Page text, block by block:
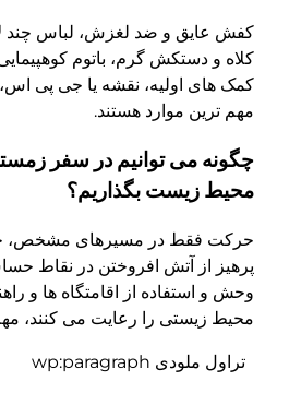
کفش عایق و ضد لغزش، لباس چند
کلاه و دستکش گرم، باتوم
کمک های اولیه، نقشه یا جی پی اس،
مهم ترین موارد هستند.
چگونه می توانیم در سفر
محیط زیست بگذاریم؟
حرکت فقط در مسیرهای مشخص،
پرهیز از آتش افروختن در نقاط
وحش و استفاده از اقامتگاه ها و
محیط زیستی را رعایت می کنند،
تراول ملودی wp:paragraph